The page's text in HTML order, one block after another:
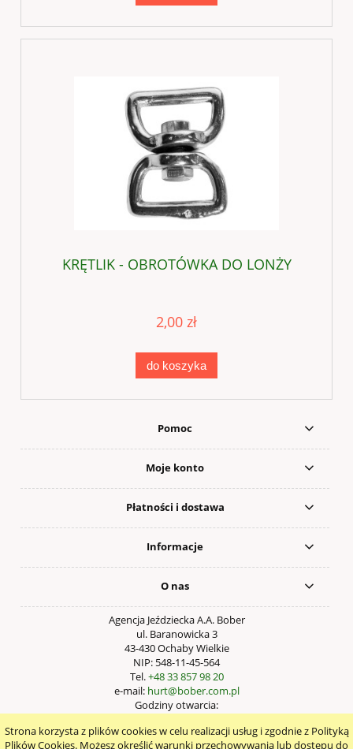
Strona korzysta z plików cookies w celu realizacji usług i zgodnie z Polityką
Plików Cookies. Możesz określić warunki przechowywania lub dostępu do
KRĘTLIK - OBROTÓWKA DO LONŻY
2,00 zł
do koszyka
Pomoc
Moje konto
Płatności i dostawa
Informacje
O nas
Agencja Jeździecka A.A. Bober
ul. Baranowicka 3
43-430 Ochaby Wielkie
NIP: 548-11-45-564
Tel.+48 33 857 98 20
e-mail: hurt@bober.com.pl
Godziny otwarcia:
pokaż pełną wersję strony